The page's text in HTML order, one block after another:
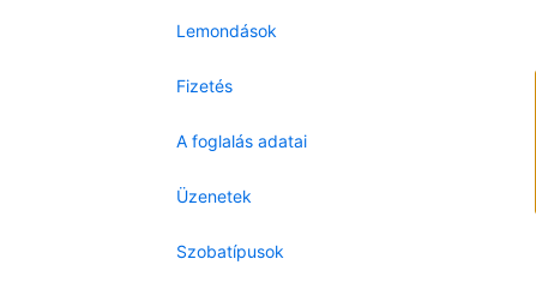
Lemondások
Fizetés
A foglalás adatai
Üzenetek
Szobatípusok